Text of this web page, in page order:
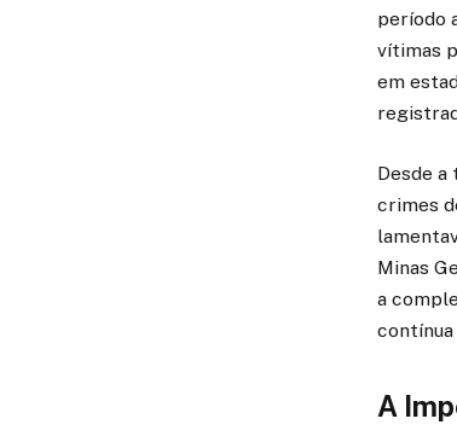
período
vítimas
em
Desde
crimes
Minas
a
A